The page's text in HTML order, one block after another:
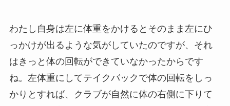
わたし自身は左に体重をかけるとそのまま左にひ
っかけが出るような気がしていたのですが、それ
はきっと体の回転ができていなかったからです
ね。左体重にしてテイクバックで体の回転をしっ
かりとすれば、クラブが自然に体の右側に下りて